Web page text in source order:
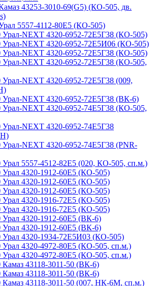
43253-3010-69(G5) (КО-505, дв.
5557-4112-80Е5 (КО-505)
NEXT 4320-6952-72Е5Г38 (КО-505)
NEXT 4320-6952-72Е5И06 (КО-505)
NEXT 4320-6952-72Е5Г38 (КО-505)
NEXT 4320-6952-72Е5Г38 (КО-505,
NEXT 4320-6952-72Е5Г38 (009,
NEXT 4320-6952-72Е5Г38 (ВК-6)
NEXT 4320-6952-74Е5Г38 (КО-505,
NEXT 4320-6952-74Е5Г38
NEXT 4320-6952-74Е5Г38 (PNR-
5557-4512-82Е5 (020, КО-505, сп.м.)
4320-1912-60Е5 (КО-505)
4320-1912-60E5 (КО-505)
4320-1912-60Е5 (КО-505)
4320-1916-72E5 (КО-505)
4320-1916-72E5 (КО-505)
4320-1912-60Е5 (ВК-6)
4320-1912-60E5 (ВК-6)
4320-1934-72Е5И03 (КО-505)
4320-4972-80Е5 (КО-505, сп.м.)
4320-4972-80Е5 (КО-505, сп.м.)
43118-3011-50 (ВК-6)
43118-3011-50 (ВК-6)
43118-3011-50 (007, НК-6М, сп.м.)